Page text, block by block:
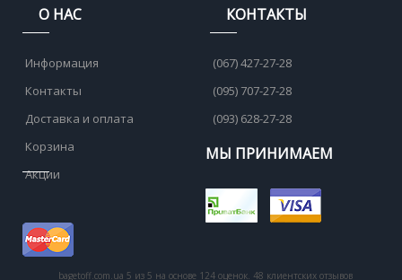
О НАС
Информация
Контакты
Доставка и оплата
Корзина
Акции
КОНТАКТЫ
(067) 427-27-28
(095) 707-27-28
(093) 628-27-28
МЫ ПРИНИМАЕМ
bagetoff.com.ua 5 из 5 на основе 124 оценок. 48 клиентских отзывов